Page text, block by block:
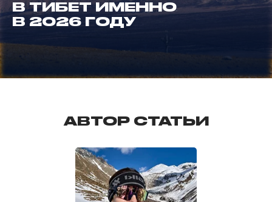
В ТИБЕТ ИМЕННО
В 2026 ГОДУ
АВТОР СТАТЬИ